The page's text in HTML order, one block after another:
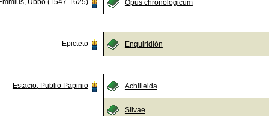
Ubbo (1547-1625) Opus chronologicum
Epicteto Enquiridión
Estacio, Publio Papinio Achilleida
Silvae